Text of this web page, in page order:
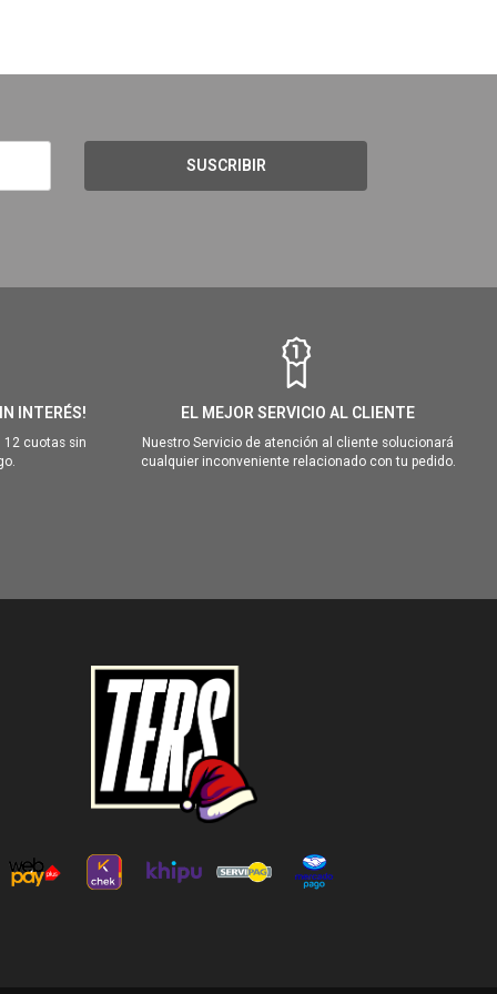
SUSCRIBIR
INTERÉS!
12 cuotas sin
EL MEJOR SERVICIO AL CLIENTE
Nuestro Servicio de atención al cliente solucionará
cualquier inconveniente relacionado con tu pedido.